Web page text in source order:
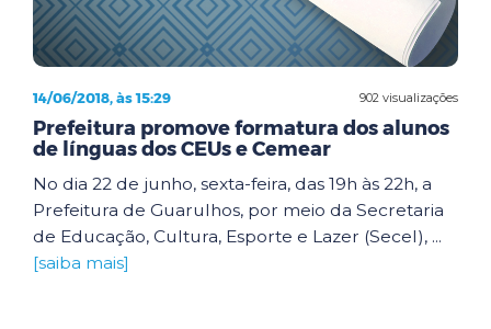
902 visualizações
14/06/2018, às 15:29
Prefeitura promove formatura dos alunos
de línguas dos CEUs e Cemear
No dia 22 de junho, sexta-feira, das 19h às 22h, a
Prefeitura de Guarulhos, por meio da Secretaria
de Educação, Cultura, Esporte e Lazer (Secel), ...
[saiba mais]